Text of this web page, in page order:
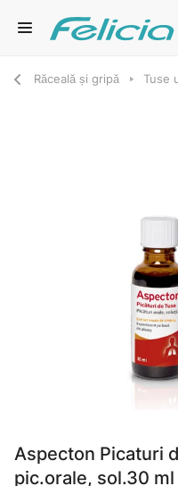
Răceală și gripă Tuse
Aspecton Picaturi
pic.orale, sol.30 ml